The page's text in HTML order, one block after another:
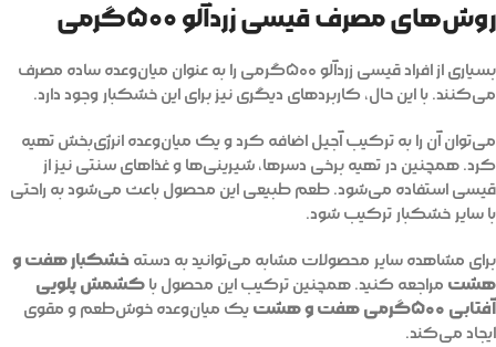
روش‌های مصرف قیسی زردآلو ۵۰۰گرمی
بسیاری از افراد قیسی زردآلو ۵۰۰گرمی را به عنوان میان‌وعده ساده مصرف
می‌کنند. با این حال، کاربردهای دیگری نیز برای این خشکبار وجود دارد.
می‌توان آن را به ترکیب آجیل اضافه کرد و یک میان‌وعده انرژی‌بخش تهیه
کرد. همچنین در تهیه برخی دسرها، شیرینی‌ها و غذاهای سنتی نیز از
قیسی استفاده می‌شود. طعم طبیعی این محصول باعث می‌شود به راحتی
با سایر خشکبار ترکیب شود.
برای مشاهده سایر محصولات مشابه می‌توانید به دسته خشکبار هفت و
هشت مراجعه کنید. همچنین ترکیب این محصول با کشمش پلویی
آفتابی ۵۰۰گرمی هفت و هشت
یک میان‌وعده خوش‌طعم و مقوی
ایجاد می‌کند.